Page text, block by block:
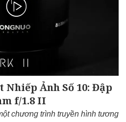
Ảnh Số 10: Đập
f/1.8 II
chương trình truyền hình tương